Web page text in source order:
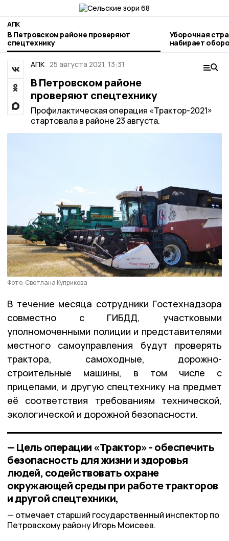
АПК
В Петровском районе проверяют
спецтехнику
Уборочная
набирает
АПК 25 августа 2021, 13:31
В Петровском районе
проверяют спецтехнику
Профилактическая операция «Трактор-2021»
стартовала в районе 23 августа.
Фото: Светлана Куприкова
В течение месяца сотрудники Гостехнадзора
совместно с ГИБДД, участковыми
уполномоченными полиции и представителями
местного самоуправления будут проверять
трактора, самоходные, дорожно-
строительные машины, в том числе с
прицепами, и другую спецтехнику на предмет
её соответствия требованиям технической,
экологической и дорожной безопасности.
— Цель операции «Трактор» - обеспечить
безопасность для жизни и здоровья
людей, содействовать охране
окружающей среды при работе тракторов
и другой спецтехники,
отмечает старший государственный инспектор по
Петровскому району Игорь Моисеев.